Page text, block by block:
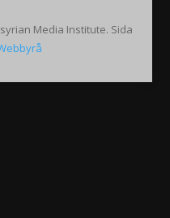
Media Institute. Sida